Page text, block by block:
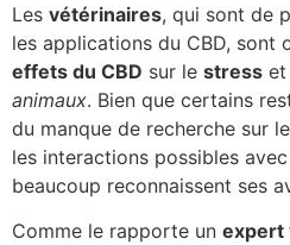
Les vétérinaires, qui sont de
les applications du CBD, sont
effets du CBD sur le stress et
animaux. Bien que certains
du manque de recherche sur
les interactions possibles
beaucoup reconnaissent ses
Comme le rapporte un expert